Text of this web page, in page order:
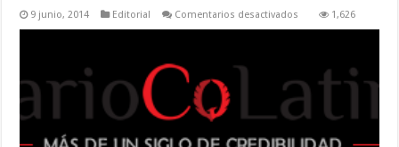
9 junio, 2014 Editorial Comentarios desactivados 1,626